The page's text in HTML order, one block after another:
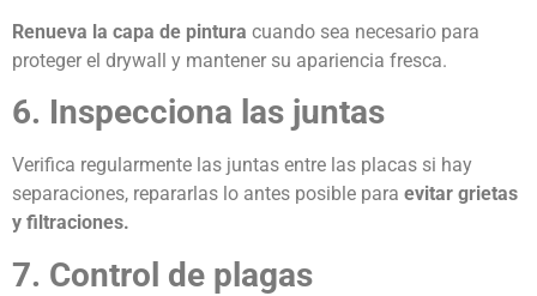
Renueva la capa de pintura cuando sea necesario para
proteger el drywall y mantener su apariencia fresca.
6. Inspecciona las juntas
Verifica regularmente las juntas entre las placas si hay
separaciones, repararlas lo antes posible para evitar grietas
y filtraciones.
7. Control de plagas